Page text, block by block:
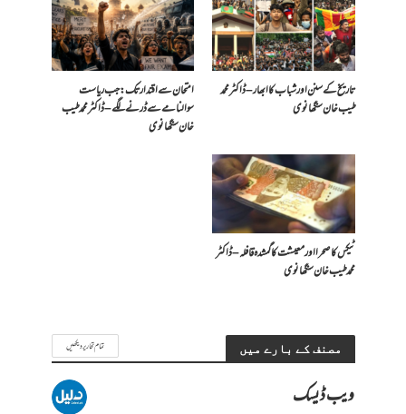
تاریخ کے سنن اور شباب کا ابھار – ڈاکٹر محمد
طیب خان سنگھانوی
امتحان سے اقتدار تک: جب ریاست
سوالنامے سے ڈرنے لگے – ڈاکٹر محمد طیب
خان سنگھانوی
ٹیکس کا صحرا اور معیشت کا گمشدہ قافلہ – ڈاکٹر
محمد طیب خان سنگھانوی
مصنف کے بارے میں تمام تحاریر دیکھیں
ویب ڈیسک